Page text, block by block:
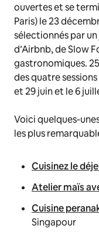
ouvertes et se
Paris) le 23
sélectionnés par
d’Airbnb, de Slow
gastronomiques.
des quatre
et 29 juin et le 6
Voici quelques-
les plus
Cuisinez le
Atelier maïs
Cuisine
Singapour